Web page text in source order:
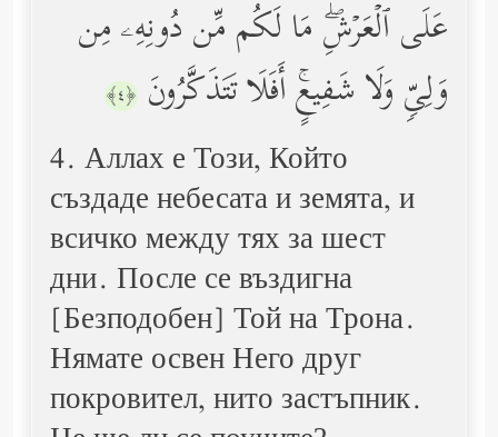
عَلَى ٱلۡعَرۡشِۖ مَا لَكُم مِّن دُونِهِۦ مِن
وَلِیࣲّ وَلَا شَفِیعٍۚ أَفَلَا تَتَذَكَّرُونَ ﴿٤﴾
4. Аллах е Този, Който
създаде небесата и земята, и
всичко между тях за шест
дни. После се въздигна
[Безподобен] Той на Трона.
Нямате освен Него друг
покровител, нито застъпник.